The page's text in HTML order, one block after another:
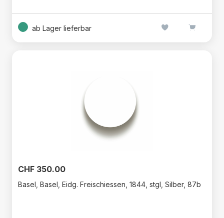
ab Lager lieferbar
CHF 350.00
Basel, Basel, Eidg. Freischiessen, 1844, stgl, Silber, 87b